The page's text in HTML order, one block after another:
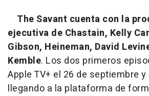
The Savant cuenta con la
ejecutiva de Chastain, Kelly
Gibson, Heineman, David
Kemble. Los dos primeros
Apple TV+ el 26 de septiembre
llegando a la plataforma de